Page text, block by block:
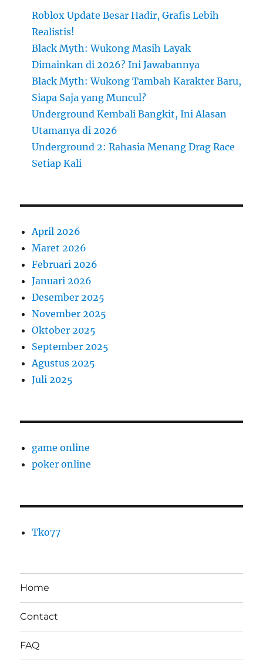
Roblox Update Besar Hadir, Grafis Lebih
Realistis!
Black Myth: Wukong Masih Layak
Dimainkan di 2026? Ini Jawabannya
Black Myth: Wukong Tambah Karakter Baru,
Siapa Saja yang Muncul?
Underground Kembali Bangkit, Ini Alasan
Utamanya di 2026
Underground 2: Rahasia Menang Drag Race
Setiap Kali
April 2026
Maret 2026
Februari 2026
Januari 2026
Desember 2025
November 2025
Oktober 2025
September 2025
Agustus 2025
Juli 2025
game online
poker online
Tko77
Home
Contact
FAQ